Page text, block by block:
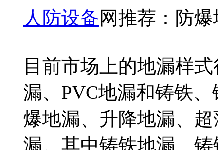
人防设备 网推荐：防
目前市场上的地漏样
漏、PVC地漏和铸铁
爆地漏、升降地漏、
漏。其中铸铁地漏、